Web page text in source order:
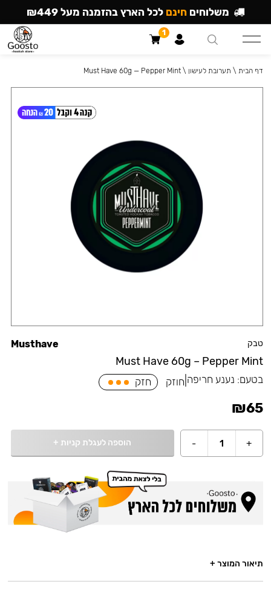
טבק
Must Have 60g – Pepper Mint
Musthave
בטעם: נענע חריפה חוזק חזק
₪65
+
1
- הוספה לעגלת קניות +
דף הבית \ תערובת לעישון \
Must Have 60g — Pepper Mint
תיאור המוצר +
משלוחים חינם לכל הארץ בהזמנה מעל ₪449
1